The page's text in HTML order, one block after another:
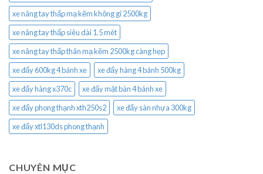
xe nâng tay thấp mạ kẽm không gỉ 2500kg
xe nâng tay thấp siêu dài 1.5 mét
xe nâng tay thấp thân mạ kẽm 2500kg càng hẹp
xe đẩy 600kg 4 bánh xe
xe đẩy hàng 4 bánh 500kg
xe đẩy hàng x370c
xe đẩy mặt bàn 4 bánh xe
xe đẩy phong thạnh xth250s2
xe đẩy sàn nhựa 300kg
xe đẩy xtl130ds phong thạnh
CHUYÊN MỤC